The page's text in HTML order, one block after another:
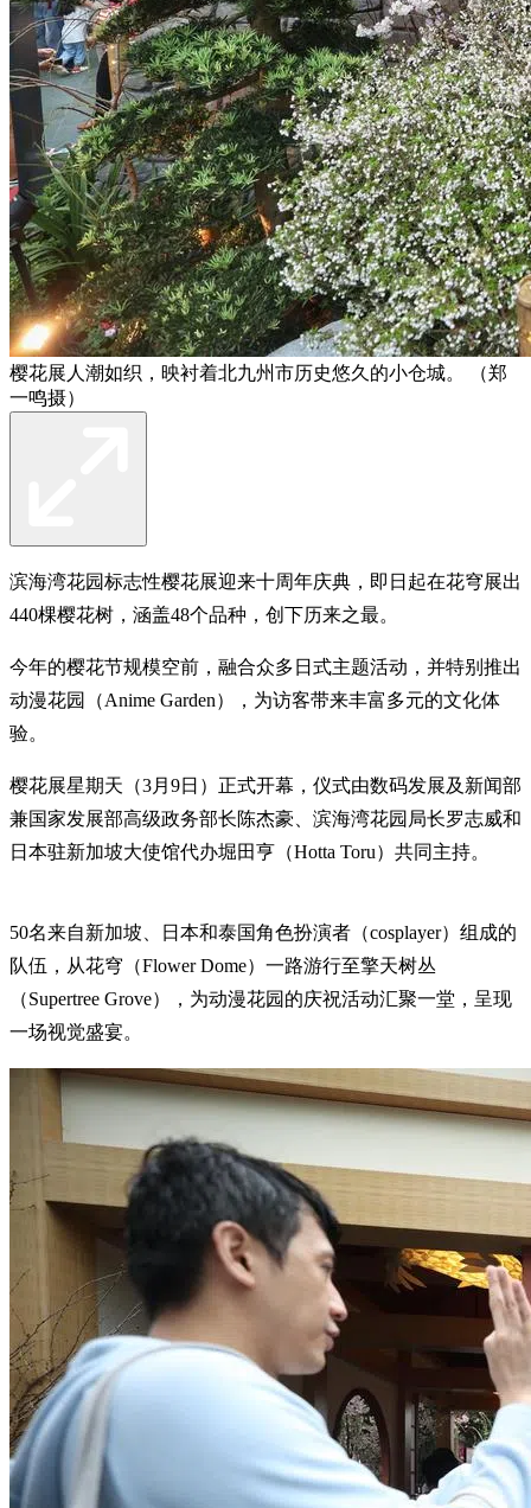
樱花展人潮如织，映衬着北九州市历史悠久的小仓城。 （郑
一鸣摄）
滨海湾花园标志性樱花展迎来十周年庆典，即日起在花穹展出
440棵樱花树，涵盖48个品种，创下历来之最。
今年的樱花节规模空前，融合众多日式主题活动，并特别推出
动漫花园（Anime Garden），为访客带来丰富多元的文化体
验。
樱花展星期天（3月9日）正式开幕，仪式由数码发展及新闻部
兼国家发展部高级政务部长陈杰豪、滨海湾花园局长罗志威和
日本驻新加坡大使馆代办堀田亨（Hotta Toru）共同主持。
50名来自新加坡、日本和泰国角色扮演者（cosplayer）组成的
队伍，从花穹（Flower Dome）一路游行至擎天树丛
（Supertree Grove），为动漫花园的庆祝活动汇聚一堂，呈现
一场视觉盛宴。